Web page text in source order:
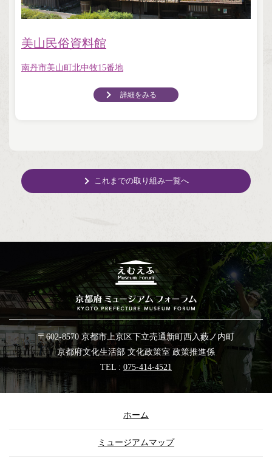
美山民俗資料館
南丹市美山町北中牧15番地
詳細をみる
これまでの取り組み一覧へ
〒602-8570 京都市上京区下立売通新町西入藪ノ内町
京都府文化生活部 文化政策室 政策推進係
TEL : 075-414-4521
ホーム
ミュージアムマップ